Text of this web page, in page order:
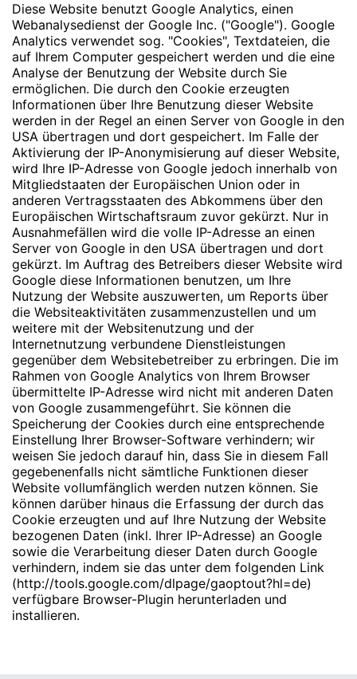
Diese Website benutzt Google Analytics, einen
Webanalysedienst der Google Inc. ("Google"). Google
Analytics verwendet sog. "Cookies", Textdateien, die
auf Ihrem Computer gespeichert werden und die eine
Analyse der Benutzung der Website durch Sie
ermöglichen. Die durch den Cookie erzeugten
Informationen über Ihre Benutzung dieser Website
werden in der Regel an einen Server von Google in den
USA übertragen und dort gespeichert. Im Falle der
Aktivierung der IP-Anonymisierung auf dieser Website,
wird Ihre IP-Adresse von Google jedoch innerhalb von
Mitgliedstaaten der Europäischen Union oder in
anderen Vertragsstaaten des Abkommens über den
Europäischen Wirtschaftsraum zuvor gekürzt. Nur in
Ausnahmefällen wird die volle IP-Adresse an einen
Server von Google in den USA übertragen und dort
gekürzt. Im Auftrag des Betreibers dieser Website wird
Google diese Informationen benutzen, um Ihre
Nutzung der Website auszuwerten, um Reports über
die Websiteaktivitäten zusammenzustellen und um
weitere mit der Websitenutzung und der
Internetnutzung verbundene Dienstleistungen
gegenüber dem Websitebetreiber zu erbringen. Die im
Rahmen von Google Analytics von Ihrem Browser
übermittelte IP-Adresse wird nicht mit anderen Daten
von Google zusammengeführt. Sie können die
Speicherung der Cookies durch eine entsprechende
Einstellung Ihrer Browser-Software verhindern; wir
weisen Sie jedoch darauf hin, dass Sie in diesem Fall
gegebenenfalls nicht sämtliche Funktionen dieser
Website vollumfänglich werden nutzen können. Sie
können darüber hinaus die Erfassung der durch das
Cookie erzeugten und auf Ihre Nutzung der Website
bezogenen Daten (inkl. Ihrer IP-Adresse) an Google
sowie die Verarbeitung dieser Daten durch Google
verhindern, indem sie das unter dem folgenden Link
(http://tools.google.com/dlpage/gaoptout?hl=de)
verfügbare Browser-Plugin herunterladen und
installieren.